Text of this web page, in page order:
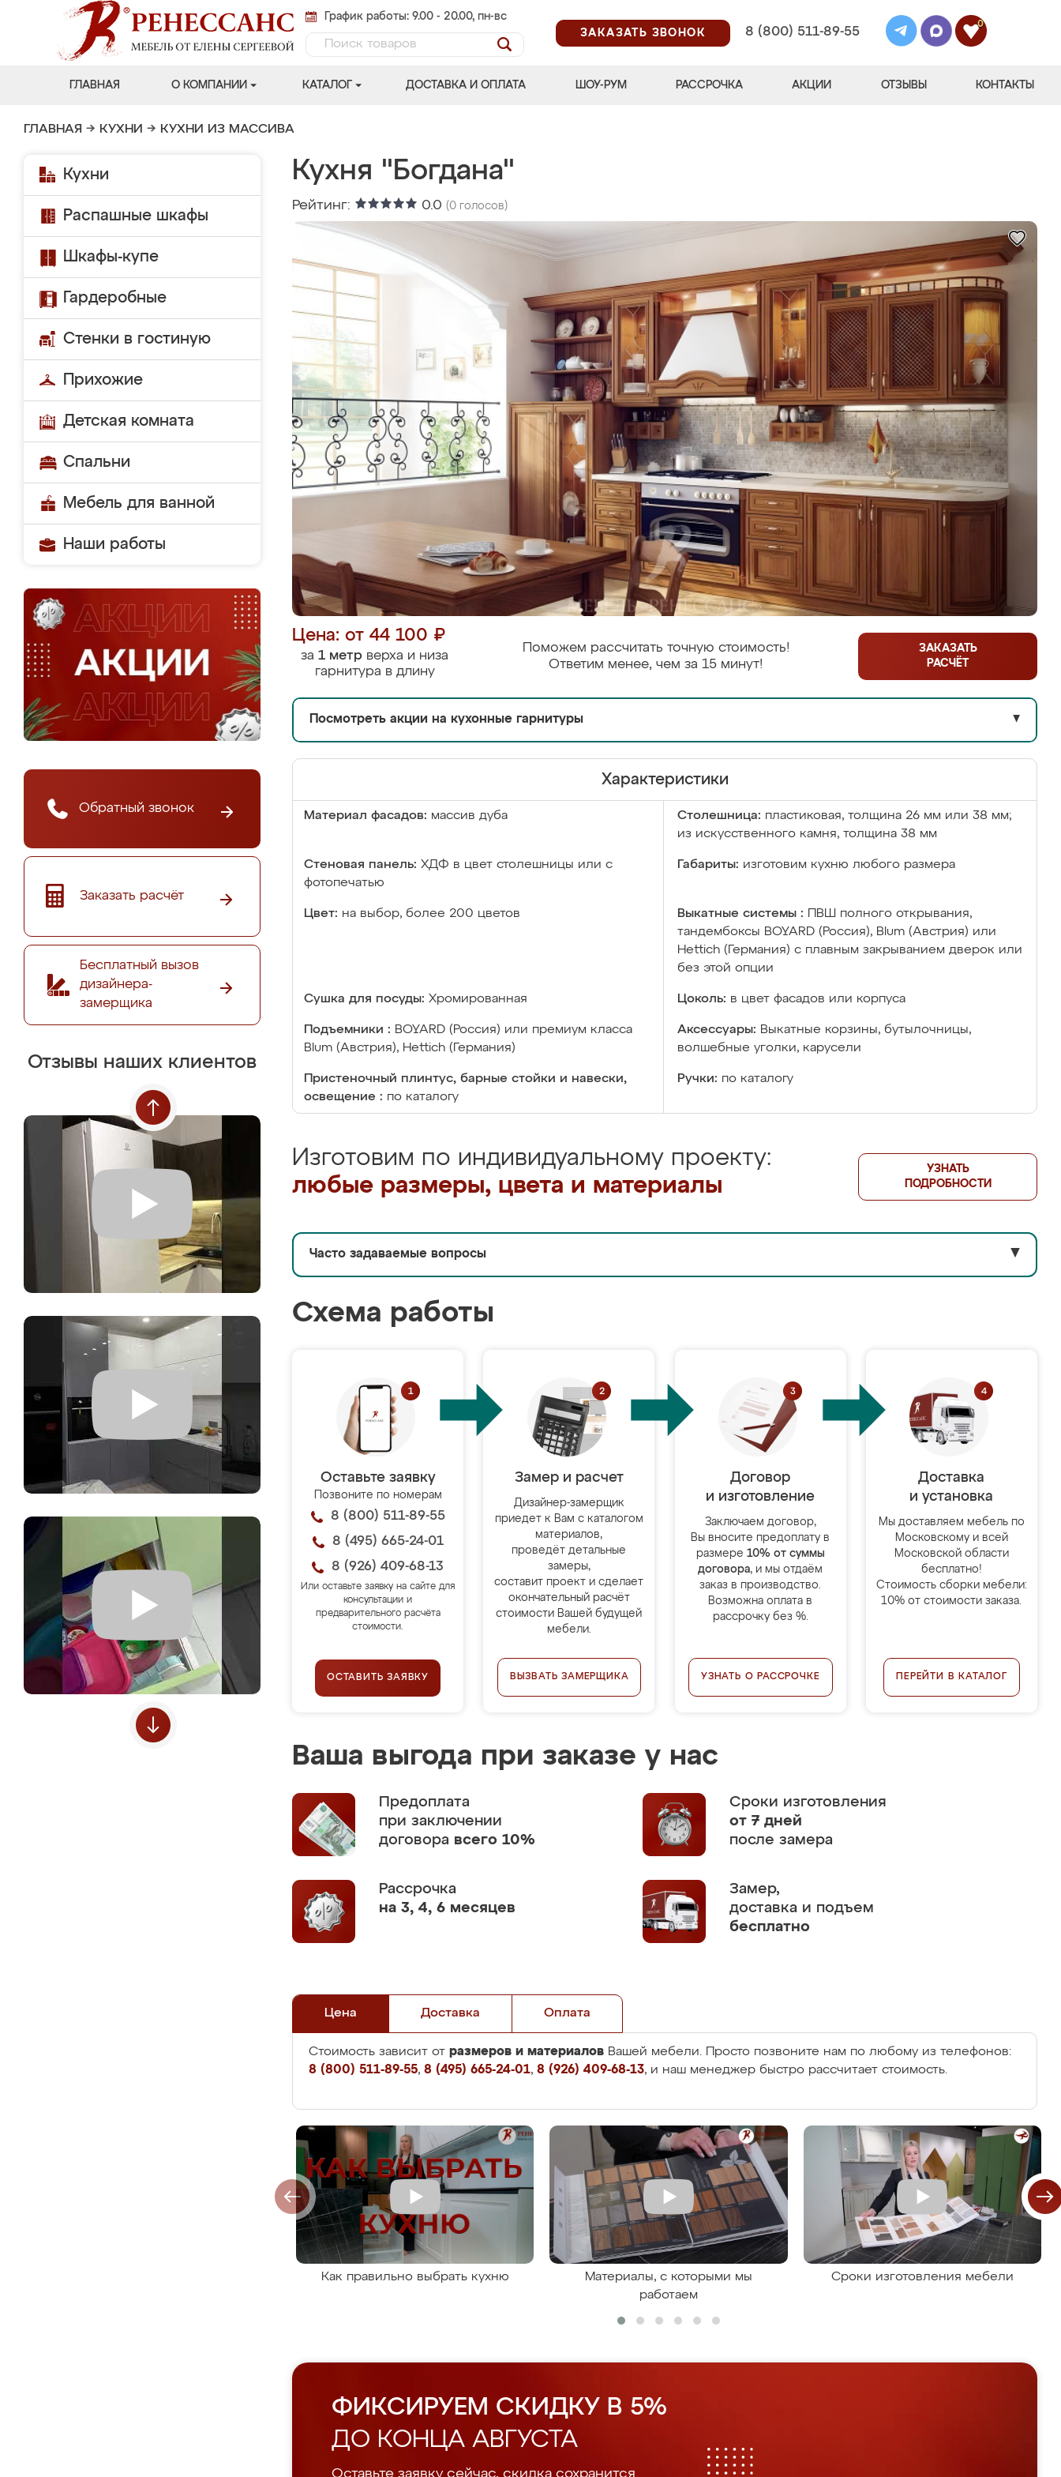
График работы: 9.00 - 20.00, пн-вс
ЗАКАЗАТЬ ЗВОНОК
8 (800) 511-89-55
0
ГЛАВНАЯ О КОМПАНИИ КАТАЛОГ ДОСТАВКА И ОПЛАТА ШОУ-РУМ РАССРОЧКА АКЦИИ ОТЗЫВЫ КОНТАКТЫ
ГЛАВНАЯ → КУХНИ → КУХНИ ИЗ МАССИВА
Кухни
Распашные шкафы
Шкафы-купе
Гардеробные
Стенки в гостиную
Прихожие
Детская комната
Спальни
Мебель для ванной
Наши работы
Обратный звонок
Заказать расчёт
Бесплатный вызов
дизайнера-
замерщика
Отзывы наших клиентов
Кухня "Богдана"
Рейтинг: 0.0 (0 голосов)
Цена: от 44 100 ₽
за 1 метр верха и низа
гарнитура в длину
Поможем рассчитать точную стоимость!
Ответим менее, чем за 15 минут!
ЗАКАЗАТЬ
РАСЧЁТ
Посмотреть акции на кухонные гарнитуры ▼
Характеристики
Материал фасадов: массив дуба Столешница: пластиковая, толщина 26 мм или 38 мм;
из искусственного камня, толщина 38 мм
Стеновая панель: ХДФ в цвет столешницы или с
фотопечатью
Габариты: изготовим кухню любого размера
Цвет: на выбор, более 200 цветов Выкатные системы :
ПВШ полного открывания,
тандембоксы BOYARD (Россия), Blum (Австрия) или
Hettich (Германия) с плавным закрыванием дверок или
без этой опции
Сушка для посуды: Хромированная Цоколь: в цвет фасадов или корпуса
Подъемники : BOYARD (Россия) или премиум класса
Blum (Австрия), Hettich (Германия)
Аксессуары: Выкатные корзины, бутылочницы,
волшебные уголки, карусели
Пристеночный плинтус, барные стойки и навески,
освещение : по каталогу
Ручки: по каталогу
Изготовим по индивидуальному проекту:
любые размеры, цвета и материалы
УЗНАТЬ
ПОДРОБНОСТИ
Часто задаваемые вопросы ▼
Схема работы
Оставьте заявку
Позвоните по номерам
8 (800) 511-89-55
8 (495) 665-24-01
8 (926) 409-68-13
Или оставьте заявку на сайте для
консультации и
предварительного расчёта
стоимости.
ОСТАВИТЬ ЗАЯВКУ
Замер и расчет
Дизайнер-замерщик
приедет к Вам с каталогом
материалов,
проведёт детальные
замеры,
составит проект и сделает
окончательный расчёт
стоимости Вашей будущей
мебели.
ВЫЗВАТЬ ЗАМЕРЩИКА
Договор
и изготовление
Заключаем договор,
Вы вносите предоплату в
размере 10% от суммы
договора, и мы отдаём
заказ в производство.
Возможна оплата в
рассрочку без %.
УЗНАТЬ О РАССРОЧКЕ
Доставка
и установка
Мы доставляем мебель по
Московскому и всей
Московской области
бесплатно!
Стоимость сборки мебели:
10% от стоимости заказа.
ПЕРЕЙТИ В КАТАЛОГ
Ваша выгода при заказе у нас
Предоплата
при заключении
договора всего 10%
Сроки изготовления
от 7 дней
после замера
Рассрочка
на 3, 4, 6 месяцев
Замер,
доставка и подъем
бесплатно
Цена Доставка Оплата
Стоимость зависит от размеров и материалов Вашей мебели. Просто позвоните нам по любому из телефонов:
8 (800) 511-89-55, 8 (495) 665-24-01, 8 (926) 409-68-13, и наш менеджер быстро рассчитает стоимость.
Как правильно выбрать кухню
Материалы, с которыми мы
работаем
Сроки изготовления мебели
ФИКСИРУЕМ СКИДКУ В 5%
ДО КОНЦА АВГУСТА
Оставьте заявку сейчас, скидка сохранится.